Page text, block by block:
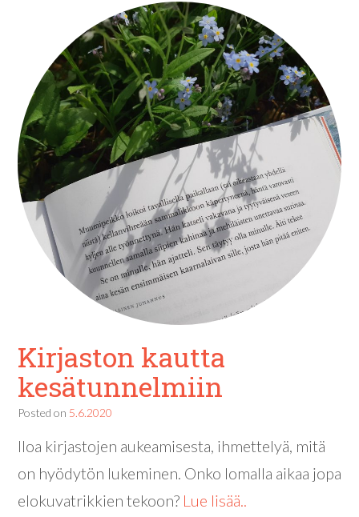
Kirjaston kautta
kesätunnelmiin
Posted on 5.6.2020
Iloa kirjastojen aukeamisesta, ihmettelyä, mitä
on hyödytön lukeminen. Onko lomalla aikaa jopa
elokuvatrikkien tekoon? Lue lisää..